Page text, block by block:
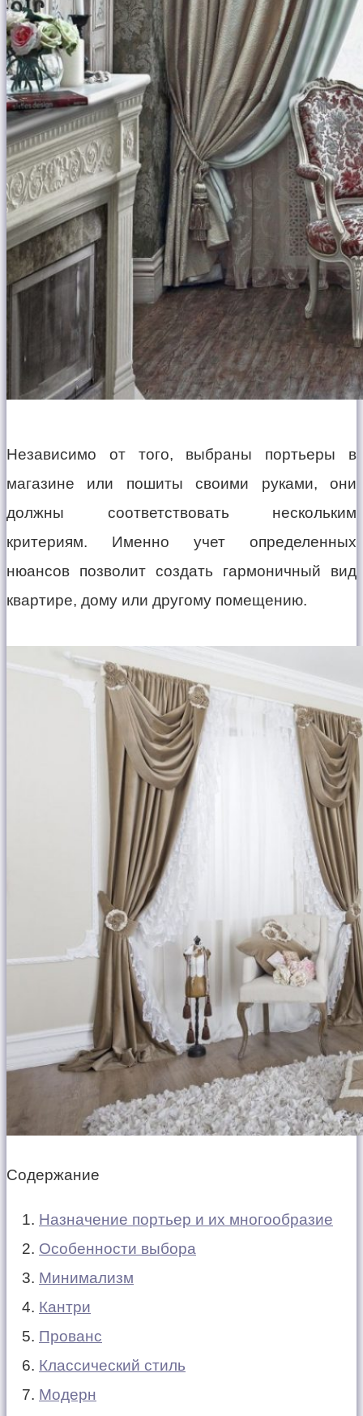
Независимо от того, выбраны портьеры в
магазине или пошиты своими руками, они
должны соответствовать нескольким
критериям. Именно учет определенных
нюансов позволит создать гармоничный вид
квартире, дому или другому помещению.
Содержание
Назначение портьер и их многообразие
Особенности выбора
Минимализм
Кантри
Прованс
Классический стиль
Модерн